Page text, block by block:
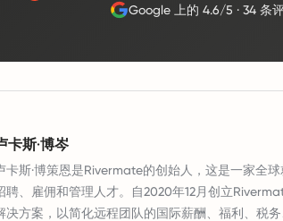
Google 上的 4.6/5 · 34 条
卡斯·博岑
卡斯·博策恩是Rivermate的创始人，这是一家全
聘、雇佣和管理人才。自2020年12月创立
决方案，以简化远程团队的国际薪酬、福利、税